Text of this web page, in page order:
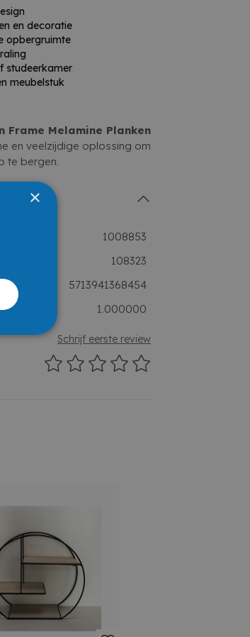
en decoratie
opbergruimte
studeerkamer
meubelstuk
Frame Melamine Planken
en veelzijdige oplossing om
te bergen.
1008853
108323
5713941368454
1.000000
Schrijf eerste review
×